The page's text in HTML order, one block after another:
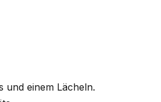
und einem Lächeln.